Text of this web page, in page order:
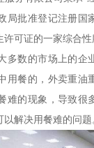
局批准登记注册国
可证的一家综合性
多数的市场上的企
用餐的，外卖重油
难的现象，导致很
解决用餐难的问题